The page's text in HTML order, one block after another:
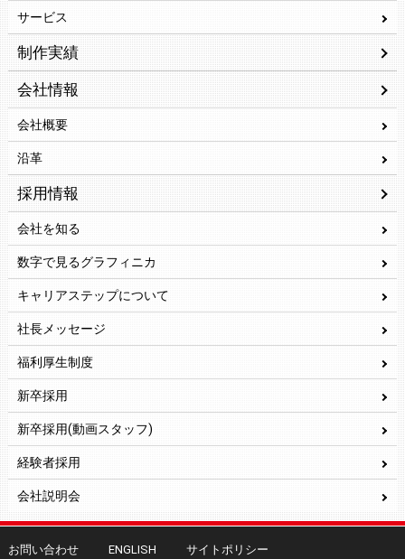
サービス
制作実績
会社情報
会社概要
沿革
採用情報
会社を知る
数字で見るグラフィニカ
キャリアステップについて
社長メッセージ
福利厚生制度
新卒採用
新卒採用(動画スタッフ)
経験者採用
会社説明会
お問い合わせ ENGLISH サイトポリシー